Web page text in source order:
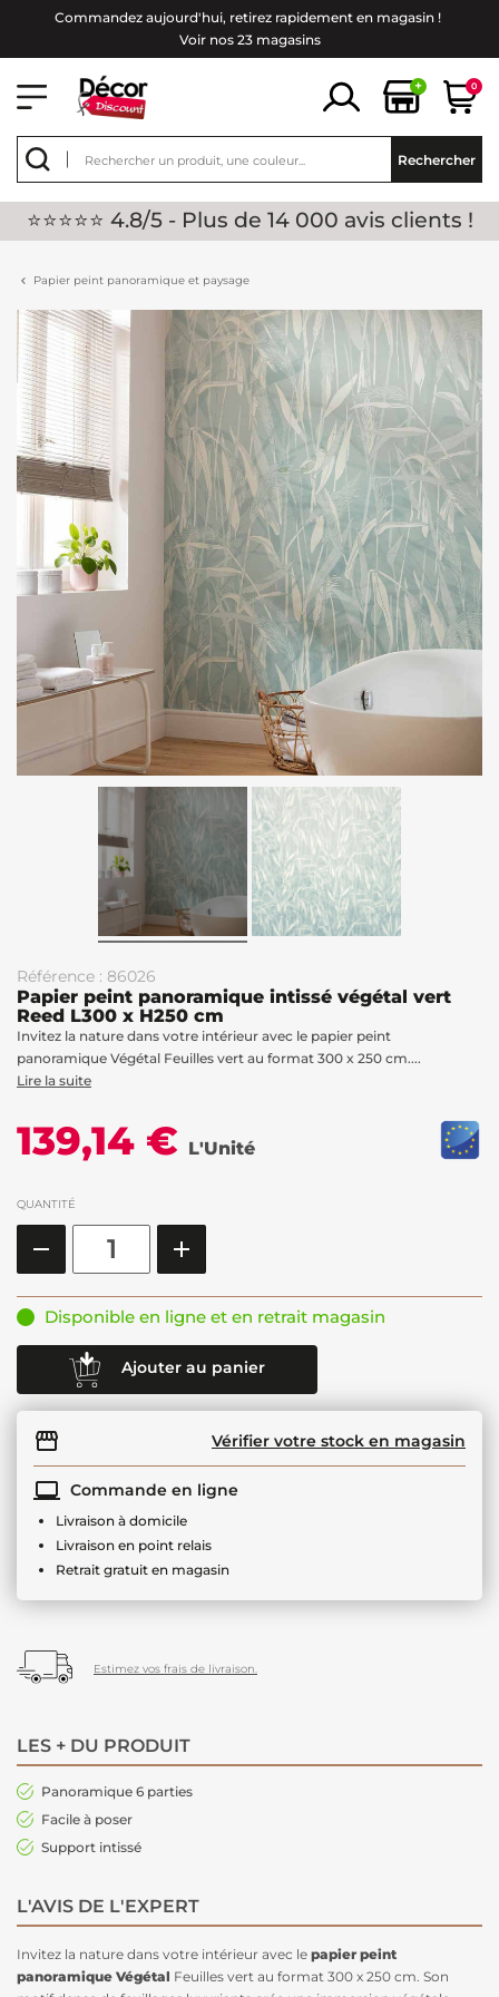
Commandez aujourd'hui, retirez rapidement en magasin !
Voir nos 23 magasins
+ 0
Rechercher
⭐⭐⭐⭐⭐ 4.8/5 - Plus de 14 000 avis clients !
Papier peint panoramique et paysage
Référence : 86026
Papier peint panoramique intissé végétal vert
Reed L300 x H250 cm
Invitez la nature dans votre intérieur avec le papier peint
panoramique Végétal Feuilles vert au format 300 x 250 cm....
Lire la suite
139,14 € L'Unité
QUANTITÉ
Disponible en ligne et en retrait magasin
Ajouter au panier
Vérifier votre stock en magasin
Commande en ligne
Livraison à domicile
Livraison en point relais
Retrait gratuit en magasin
Estimez vos frais de livraison.
LES + DU PRODUIT
Panoramique 6 parties
Facile à poser
Support intissé
L'AVIS DE L'EXPERT
Invitez la nature dans votre intérieur avec le papier peint
panoramique Végétal Feuilles vert au format 300 x 250 cm. Son